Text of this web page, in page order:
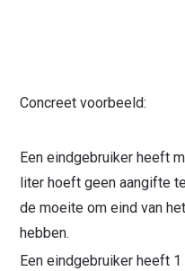
Concreet voorbeeld:
Een eindgebruiker heeft
liter hoeft geen aangifte
de moeite om eind van
hebben.
Een eindgebruiker heeft